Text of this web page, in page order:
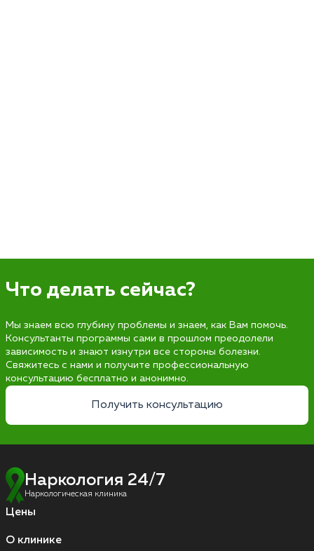
Что делать сейчас?
Мы знаем всю глубину проблемы и знаем, как Вам помочь.
Консультанты программы сами в прошлом преодолели
зависимость и знают изнутри все стороны болезни.
Свяжитесь с нами и получите профессиональную
консультацию бесплатно и анонимно.
Получить консультацию
Наркология 24/7
Наркологическая клиника
Цены
О клинике